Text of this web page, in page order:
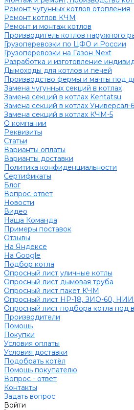
Ремонт чугунных котлов отопления
Ремонт котлов КЧМ
Ремонт и монтаж котлов
Производитель котлов наружного
Грузоперевозки по ЦФО и России
Грузоперевозки на Газон Next
Разработка и изготовление
Дымоходы для котлов и печей
Производство фермы и мачты под
Замена чугунных секций в котлах
Замена секций в котлах Kentatsu
Замена секций в котлах Универсал-
Замена секций в котлах КЧМ-5
О компании
Реквизиты
Статьи
Варианты оплаты
Варианты доставки
Политика конфиденциальности
Сертификаты
Блог
Вопрос-ответ
Новости
Видео
Наша Команда
Примеры поставок
Отзывы
На Яндексе
На Google
Подбор котла
Опросный лист уличные котлы
Опросный лист дымовая труба
Опросный лист пакет КЧМ
Опросный лист НР-18, ЗИО-60,
Опросный лист подбора котла под
Производители
Помощь
Покупки
Условия оплаты
Условия доставки
Подобрать котёл
Помощь покупателю
Вопрос - ответ
Контакты
Задать вопрос
Войти